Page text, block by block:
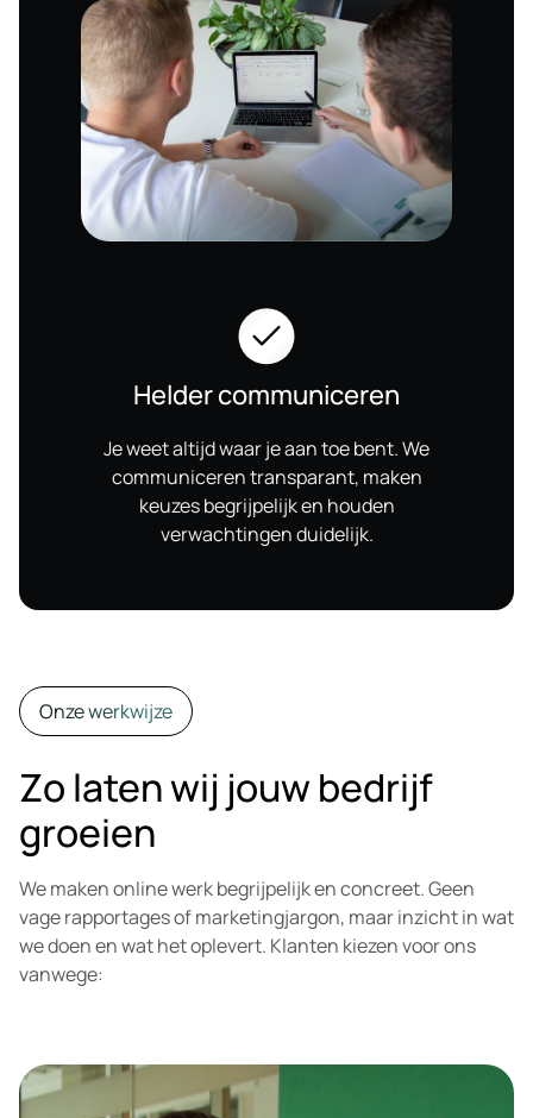
Helder communiceren
Je weet altijd waar je aan toe bent. We
communiceren transparant, maken
keuzes begrijpelijk en houden
verwachtingen duidelijk.
Onze werkwijze
Zo laten wij jouw bedrijf
groeien
We maken online werk begrijpelijk en concreet. Geen
vage rapportages of marketingjargon, maar inzicht in wat
we doen en wat het oplevert. Klanten kiezen voor ons
vanwege: